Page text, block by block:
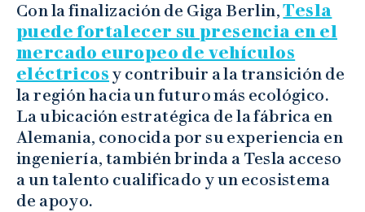
Con la finalización de Giga Berlin,Tesla
puede fortalecer su presencia en el
mercado europeo de vehículos
eléctricos y contribuir a la transición de
la región hacia un futuro más ecológico.
La ubicación estratégica de la fábrica en
Alemania, conocida por su experiencia en
ingeniería, también brinda a Tesla acceso
a un talento cualificado y un ecosistema
de apoyo.